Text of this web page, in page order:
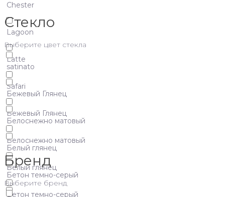
Chester
Lagoon
Latte
Safari
Бежевый Глянец
Белоснежно матовый
Белый глянец
Бетон темно-серый
Стекло
Выберите цвет стекла
satinato
Бежевый Глянец
Белоснежно матовый
Белый глянец
Бетон темно-серый
Бренд
Выберите бренд